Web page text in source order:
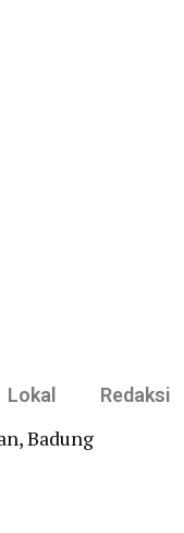
Lokal Redaksi
Badung